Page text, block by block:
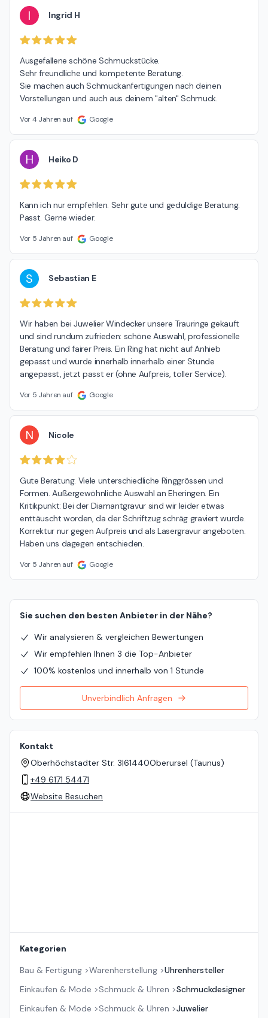
I Ingrid H
Ausgefallene schöne Schmuckstücke.
Sehr freundliche und kompetente Beratung.
Sie machen auch Schmuckanfertigungen nach deinen
Vorstellungen und auch aus deinem "alten" Schmuck.
Vor 4 Jahren auf Google
H Heiko D
Kann ich nur empfehlen. Sehr gute und geduldige Beratung.
Passt. Gerne wieder.
Vor 5 Jahren auf Google
S Sebastian E
Wir haben bei Juwelier Windecker unsere Trauringe gekauft
und sind rundum zufrieden: schöne Auswahl, professionelle
Beratung und fairer Preis. Ein Ring hat nicht auf Anhieb
gepasst und wurde innerhalb innerhalb einer Stunde
angepasst, jetzt passt er (ohne Aufpreis, toller Service).
Vor 5 Jahren auf Google
N Nicole
Gute Beratung. Viele unterschiedliche Ringgrössen und
Formen. Außergewöhnliche Auswahl an Eheringen. Ein
Kritikpunkt: Bei der Diamantgravur sind wir leider etwas
enttäuscht worden, da der Schriftzug schräg graviert wurde.
Korrektur nur gegen Aufpreis und als Lasergravur angeboten.
Haben uns dagegen entschieden.
Vor 5 Jahren auf Google
Sie suchen den besten Anbieter in der Nähe?
Wir analysieren & vergleichen Bewertungen
Wir empfehlen Ihnen 3 die Top-Anbieter
100% kostenlos und innerhalb von 1 Stunde
Unverbindlich Anfragen
Kontakt
Oberhöchstadter Str. 3|61440Oberursel (Taunus)
+49 6171 54471
Website Besuchen
Kategorien
Bau & Fertigung >Warenherstellung >Uhrenhersteller
Einkaufen & Mode >Schmuck & Uhren >Schmuckdesigner
Einkaufen & Mode >Schmuck & Uhren >Juwelier